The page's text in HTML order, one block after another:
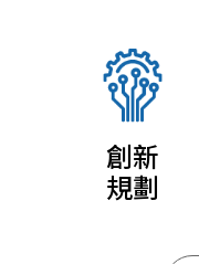
創新
規劃